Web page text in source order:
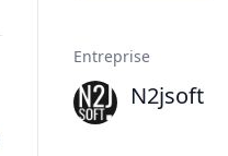
Entreprise
N2jsoft